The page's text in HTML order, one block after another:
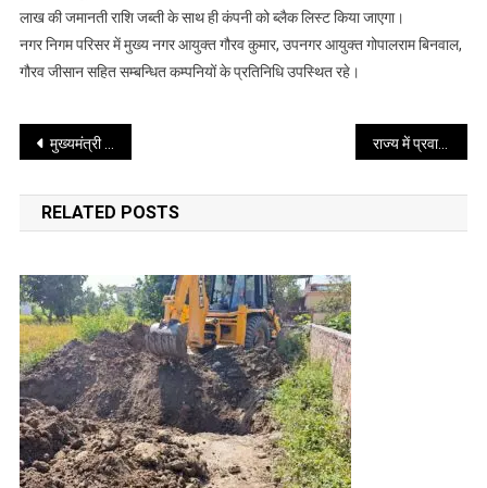
लाख की जमानती राशि जब्ती के साथ ही कंपनी को ब्लैक लिस्ट किया जाएगा।
नगर निगम परिसर में मुख्य नगर आयुक्त गौरव कुमार, उपनगर आयुक्त गोपालराम बिनवाल,
गौरव जीसान सहित सम्बन्धित कम्पनियों के प्रतिनिधि उपस्थित रहे।
Post
navigation
मुख्यमंत्री ने जिले में संचालित विकास योजनाओं एवं जन कल्याणकारी कार्यक्रमों की प्रगति की समीक्षा की राज्य में प्रवासी उत्तराखंड परिषद् का गठन किया जायेगा- मुख्यमंत्री
RELATED POSTS